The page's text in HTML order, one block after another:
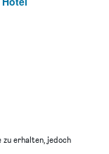
erhalten, jedoch